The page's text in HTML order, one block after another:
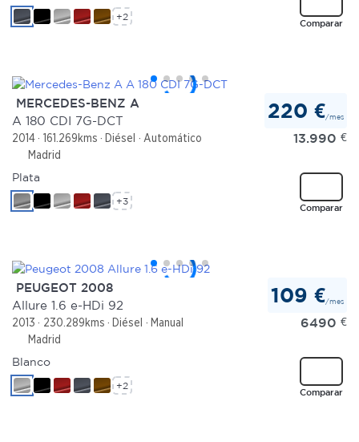
Comparar
+2
MERCEDES-BENZ A
A 180 CDI 7G-DCT
2014 161.269kms Diésel
Automático
Madrid
220 €/mes
13.990 €
Comparar
Plata
+3
PEUGEOT 2008
Allure 1.6 e-HDi 92
2013 230.289kms Diésel
Manual
Madrid
109 €/mes
6490 €
Comparar
Blanco
+2